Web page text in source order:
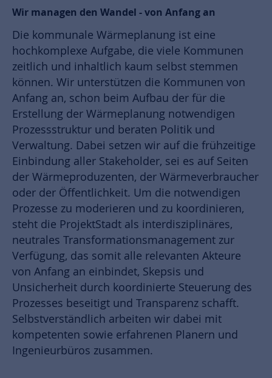
Wir managen den Wandel - von Anfang an
Die kommunale Wärmeplanung ist eine
hochkomplexe Aufgabe, die viele Kommunen
zeitlich und inhaltlich kaum selbst stemmen
können. Wir unterstützen die Kommunen von
Anfang an, schon beim Aufbau der für die
Erstellung der Wärmeplanung notwendigen
Prozessstruktur und beraten Politik und
Verwaltung. Dabei setzen wir auf die frühzeitige
Einbindung aller Stakeholder, sei es auf Seiten
der Wärmeproduzenten, der Wärmeverbraucher
oder der Öffentlichkeit. Um die notwendigen
Prozesse zu moderieren und zu koordinieren,
steht die ProjektStadt als interdisziplinäres,
neutrales Transformationsmanagement zur
Verfügung, das somit alle relevanten Akteure
von Anfang an einbindet, Skepsis und
Unsicherheit durch koordinierte Steuerung des
Prozesses beseitigt und Transparenz schafft.
Selbstverständlich arbeiten wir dabei mit
kompetenten sowie erfahrenen Planern und
Ingenieurbüros zusammen.